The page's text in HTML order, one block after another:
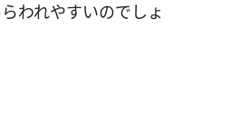
われやすいのでしょ